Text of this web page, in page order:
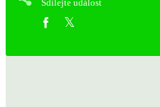
Sdílejte událost